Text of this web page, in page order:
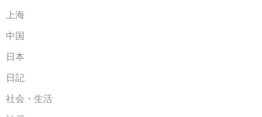
上海
中国
日本
日記
社会・生活